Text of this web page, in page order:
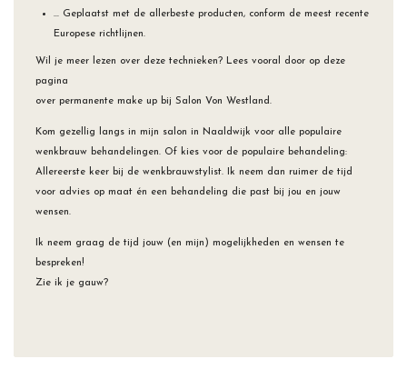
… Geplaatst met de allerbeste producten, conform de meest recente
Europese richtlijnen.
Wil je meer lezen over deze technieken? Lees vooral door op deze
pagina
over permanente make up bij Salon Von Westland.
Kom gezellig langs in mijn salon in Naaldwijk voor alle populaire
wenkbrauw behandelingen. Of kies voor de populaire behandeling:
Allereerste keer bij de wenkbrauwstylist. Ik neem dan ruimer de tijd
voor advies op maat én een behandeling die past bij jou en jouw
wensen.
Ik neem graag de tijd jouw (en mijn) mogelijkheden en wensen te
bespreken!
Zie ik je gauw?